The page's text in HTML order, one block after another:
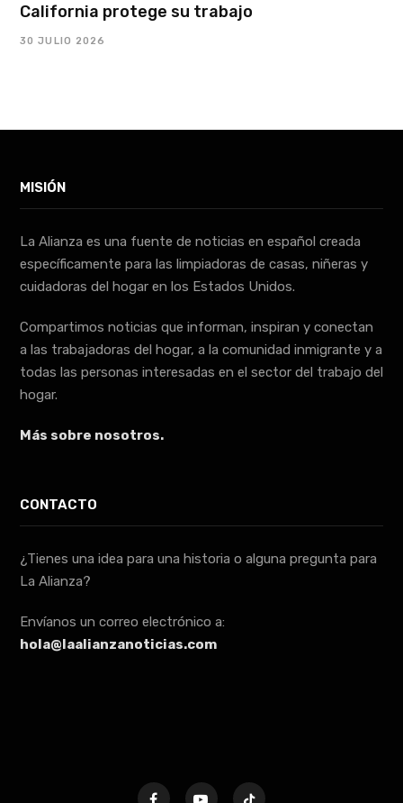
California protege su trabajo
30 JULIO 2026
MISIÓN
La Alianza es una fuente de noticias en español creada
específicamente para las limpiadoras de casas, niñeras y
cuidadoras del hogar en los Estados Unidos.
Compartimos noticias que informan, inspiran y conectan
a las trabajadoras del hogar, a la comunidad inmigrante y a
todas las personas interesadas en el sector del trabajo del
hogar.
Más sobre nosotros.
CONTACTO
¿Tienes una idea para una historia o alguna pregunta para
La Alianza?
Envíanos un correo electrónico a:
hola@laalianzanoticias.com